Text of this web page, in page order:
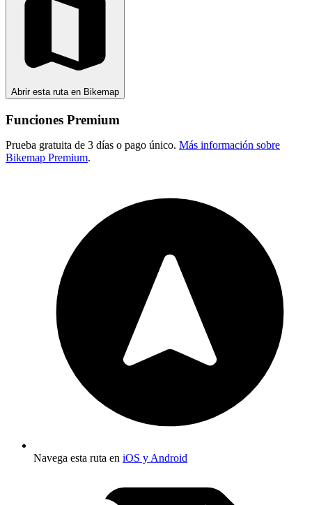
Abrir esta ruta en Bikemap
Funciones Premium
Prueba gratuita de 3 días o pago único. Más información sobre
Bikemap Premium.
Navega esta ruta en iOS y Android